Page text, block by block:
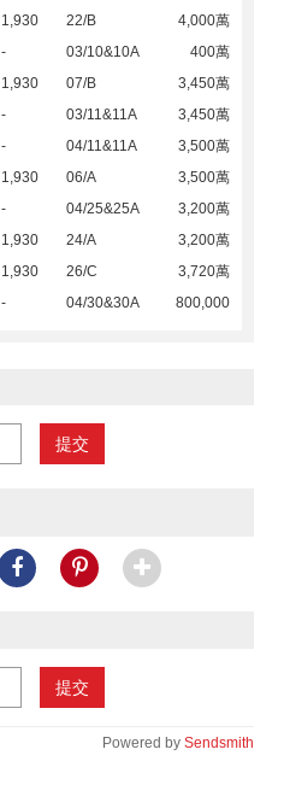
1,930 22/B
4,000萬
- 03/10&10A
400萬
1,930 07/B
3,450萬
- 03/11&11A
3,450萬
- 04/11&11A
3,500萬
1,930 06/A
3,500萬
- 04/25&25A
3,200萬
1,930 24/A
3,200萬
1,930 26/C
3,720萬
- 04/30&30A 800,000
提交
提交
Powered by Sendsmith